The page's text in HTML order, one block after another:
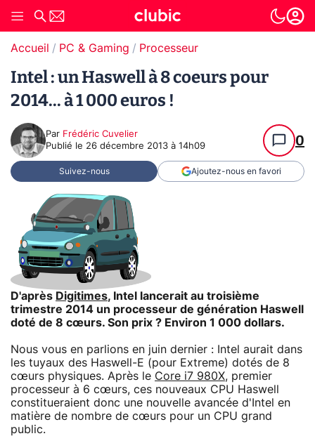
Accueil PC & Gaming Processeur
Intel : un Haswell à 8 coeurs pour
2014... à 1 000 euros !
Par Frédéric Cuvelier
Publié le 26 décembre 2013 à 14h09 0
Suivez-nous Ajoutez-nous en favori
D'après Digitimes, Intel lancerait au troisième
trimestre 2014 un processeur de génération Haswell
doté de 8 cœurs. Son prix ? Environ 1 000 dollars.
Nous vous en parlions en juin dernier : Intel aurait dans
les tuyaux des Haswell-E (pour Extreme) dotés de 8
cœurs physiques. Après le Core i7 980X, premier
processeur à 6 cœurs, ces nouveaux CPU Haswell
constitueraient donc une nouvelle avancée d'Intel en
matière de nombre de cœurs pour un CPU grand
public.